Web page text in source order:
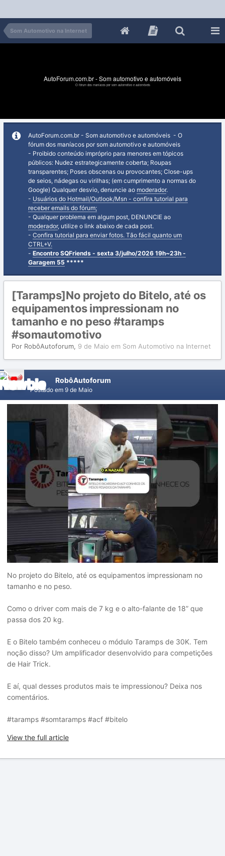
Som Automotivo na Internet
AutoForum.com.br - Som automotivo e automóveis
O fórum dos maníacos por som automotivo e automóveis
AutoForum.com.br - Som automotivo e automóveis - O
fórum dos maníacos por som automotivo e automóveis
- Proibido conteúdo impróprio para menores em tópicos
públicos: Nudez estrategicamente coberta; Roupas
transparentes; Poses obscenas ou provocantes; Close-ups
de seios, nádegas ou virilhas; (em cumprimento a normas do
Google) Qualquer desvio, denuncie ao moderador.
- Usuários do Hotmail/Outlook/Msn - confira tutorial para
receber emails do fórum;
- Qualquer problema em algum post, DENUNCIE ao
moderador, utilize o link abaixo de cada post.
- Confira tutorial para enviar fotos. Tão fácil quanto um
CTRL+V.
- Encontro SQFriends - sexta 3/julho/2026 19h~23h -
Garagem 55 *****
[Taramps]No projeto do Bitelo, até os
equipamentos impressionam no
tamanho e no peso #taramps
#somautomotivo
Por RobôAutoforum, 9 de Maio em Som Automotivo na Internet
RobôAutoforum
Postado em 9 de Maio
No projeto do Bitelo, até os equipamentos impressionam no
tamanho e no peso.
Como o driver com mais de 7 kg e o alto-falante de 18” que
passa dos 20 kg.
E o Bitelo também conheceu o módulo Taramps de 30K. Tem
noção disso? Um amplificador desenvolvido para competições
de Hair Trick.
E aí, qual desses produtos mais te impressionou? Deixa nos
comentários.
#taramps #somtaramps #acf #bitelo
View the full article